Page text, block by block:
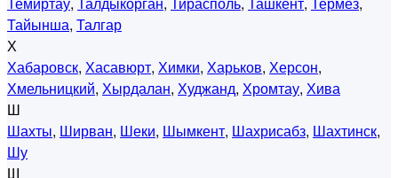
Тайынша, Талгар
Х
Хабаровск, Хасавюрт, Химки, Харьков, Херсон,
Хмельницкий, Хырдалан, Худжанд, Хромтау, Хива
Ш
Шахты, Ширван, Шеки, Шымкент, Шахрисабз, Шахтинск,
Шу
Щ